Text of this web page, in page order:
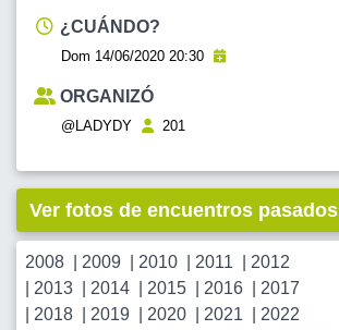
¿CUÁNDO?
Dom 14/06/2020 20:30
ORGANIZÓ
@LADYDY 201
Ver fotos de encuentros pasados
2008 2009 2010 2011
2012
2013 2014 2015 2016
2017
2018 2019 2020 2021
2022